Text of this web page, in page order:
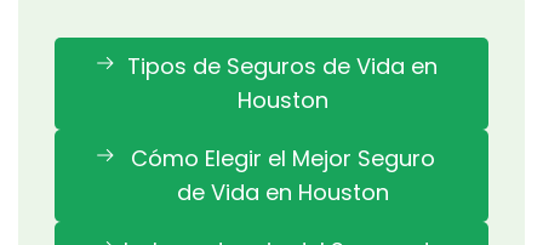
Tipos de Seguros de Vida en
Houston
Cómo Elegir el Mejor Seguro
de Vida en Houston